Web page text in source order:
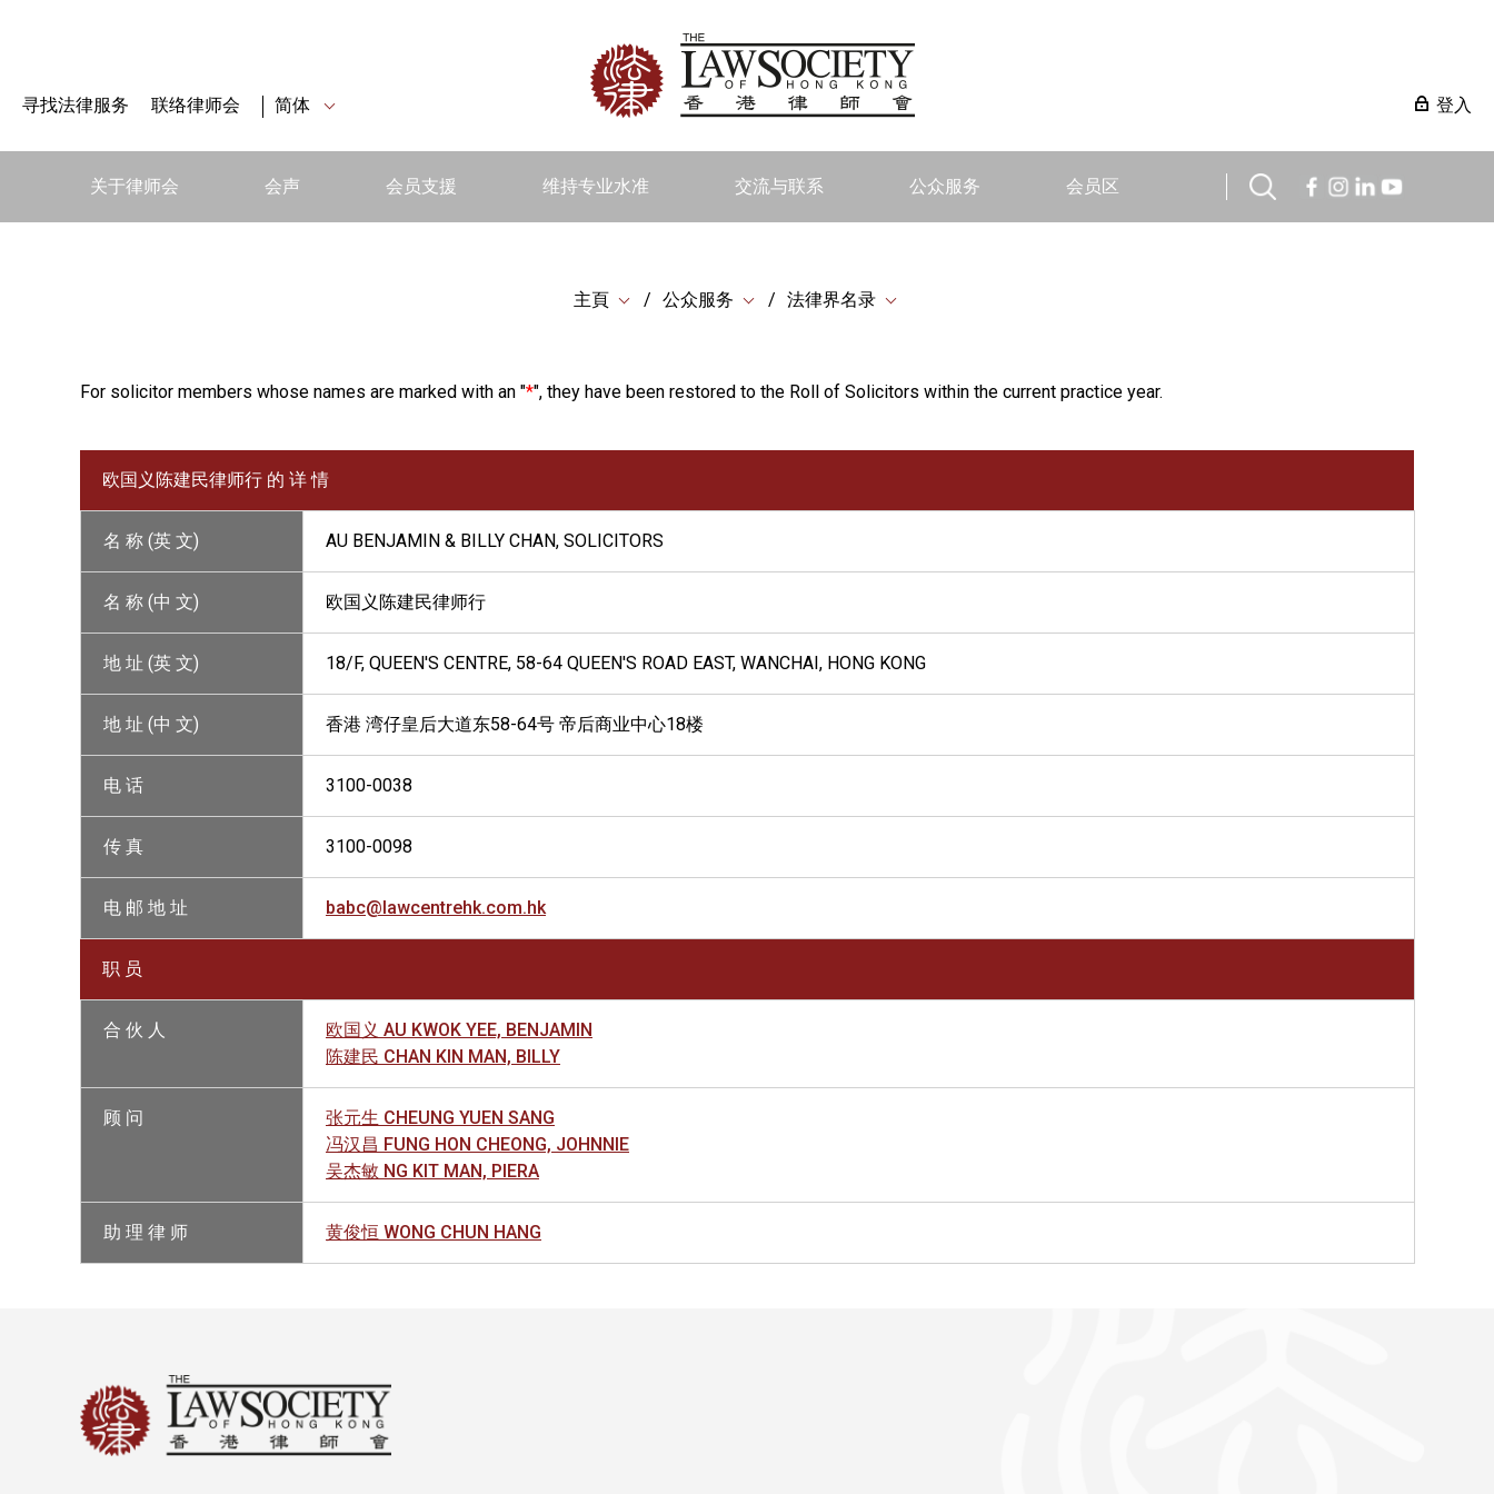
寻找法律服务 联络律师会 简体 登入
关于律师会 会声 会员支援 维持专业水准 交流与联系 公众服务 会员区
主頁 公众服务 法律界名录
For solicitor members whose names are marked with an "*", they have been restored to the Roll of Solicitors within the current practice year.
欧国义陈建民律师行 的 详 情
名 称 (英 文) AU BENJAMIN & BILLY CHAN, SOLICITORS
名 称 (中 文) 欧国义陈建民律师行
地 址 (英 文) 18/F, QUEEN'S CENTRE, 58-64 QUEEN'S ROAD EAST, WANCHAI, HONG KONG
地 址 (中 文) 香港 湾仔皇后大道东58-64号 帝后商业中心18楼
电 话 3100-0038
传 真 3100-0098
电 邮 地 址 babc@lawcentrehk.com.hk
职 员
合 伙 人
欧国义 AU KWOK YEE, BENJAMIN
陈建民 CHAN KIN MAN, BILLY
顾 问
张元生 CHEUNG YUEN SANG
冯汉昌 FUNG HON CHEONG, JOHNNIE
吴杰敏 NG KIT MAN, PIERA
助 理 律 师 黄俊恒 WONG CHUN HANG